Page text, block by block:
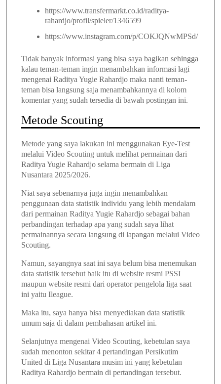
https://www.transfermarkt.co.id/raditya-
rahardjo/profil/spieler/1346599
https://www.instagram.com/p/COKJQNwMPSd/
Tidak banyak informasi yang bisa saya bagikan sehingga
kalau teman-teman ingin menambahkan informasi lagi
mengenai Raditya Yugie Rahardjo maka nanti teman-
teman bisa langsung saja menambahkannya di kolom
komentar yang sudah tersedia di bawah postingan ini.
Metode Scouting
Metode yang saya lakukan ini menggunakan Eye-Test
melalui Video Scouting untuk melihat permainan dari
Raditya Yugie Rahardjo selama bermain di Liga
Nusantara 2025/2026.
Niat saya sebenarnya juga ingin menambahkan
penggunaan data statistik individu yang lebih mendalam
dari permainan Raditya Yugie Rahardjo sebagai bahan
perbandingan terhadap apa yang sudah saya lihat
permainannya secara langsung di lapangan melalui Video
Scouting.
Namun, sayangnya saat ini saya belum bisa menemukan
data statistik tersebut baik itu di website resmi PSSI
maupun website resmi dari operator pengelola liga saat
ini yaitu Ileague.
Maka itu, saya hanya bisa menyediakan data statistik
umum saja di dalam pembahasan artikel ini.
Selanjutnya mengenai Video Scouting, kebetulan saya
sudah menonton sekitar 4 pertandingan Persikutim
United di Liga Nusantara musim ini yang kebetulan
Raditya Rahardjo bermain di pertandingan tersebut.